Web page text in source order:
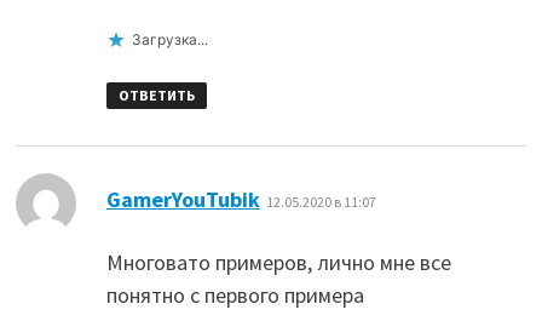
Загрузка...
ОТВЕТИТЬ
GamerYouTubik: 12.05.2020 в 11:07
Многовато примеров, лично мне все
понятно с первого примера